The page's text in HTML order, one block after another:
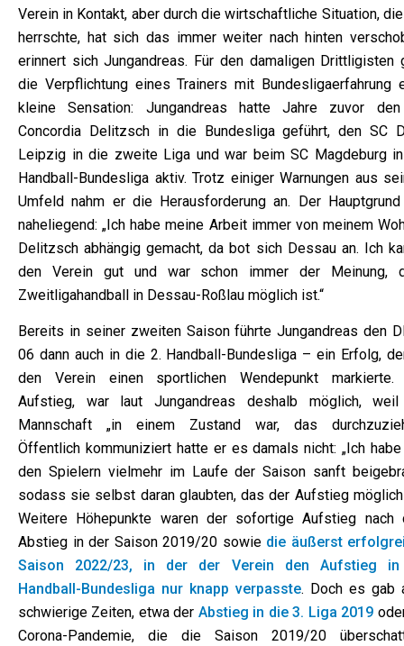
Verein in Kontakt, aber durch die wirtschaftliche Situation,
herrschte, hat sich das immer weiter nach hinten
erinnert sich Jungandreas. Für den damaligen Drittligisten
die Verpflichtung eines Trainers mit Bundesligaerfahrung
kleine Sensation: Jungandreas hatte Jahre zuvor
Concordia Delitzsch in die Bundesliga geführt, den SC
Leipzig in die zweite Liga und war beim SC Magdeburg
Handball-Bundesliga aktiv. Trotz einiger Warnungen aus
Umfeld nahm er die Herausforderung an. Der
naheliegend: „Ich habe meine Arbeit immer von meinem
Delitzsch abhängig gemacht, da bot sich Dessau an. Ich
den Verein gut und war schon immer der Meinung,
Zweitligahandball in Dessau-Roßlau möglich ist.“
Bereits in seiner zweiten Saison führte Jungandreas den
06 dann auch in die 2. Handball-Bundesliga – ein Erfolg,
den Verein einen sportlichen Wendepunkt markierte.
Aufstieg, war laut Jungandreas deshalb möglich,
Mannschaft „in einem Zustand war, das
Öffentlich kommuniziert hatte er es damals nicht: „Ich
den Spielern vielmehr im Laufe der Saison sanft
sodass sie selbst daran glaubten, das der Aufstieg möglich
Weitere Höhepunkte waren der sofortige Aufstieg nach
Abstieg in der Saison 2019/20 sowie die äußerst
Saison 2022/23, in der der Verein den Aufstieg
Handball-Bundesliga nur knapp verpasste. Doch es gab
schwierige Zeiten, etwa der Abstieg in die 3. Liga 2019
Corona-Pandemie, die die Saison 2019/20